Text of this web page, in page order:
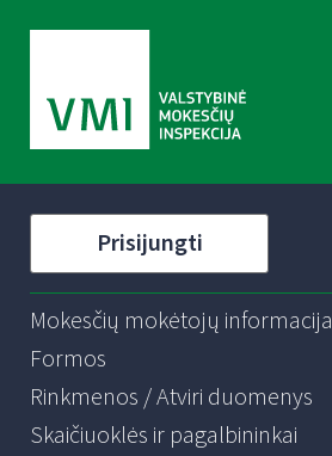
Prisijungti
Mokesčių mokėtojų informacija
Formos
Rinkmenos / Atviri duomenys
Skaičiuoklės ir pagalbininkai